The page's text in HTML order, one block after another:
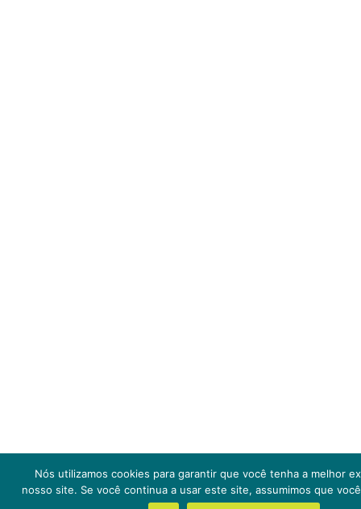
Nós utilizamos cookies para garantir que você tenha a melhor
nosso site. Se você continua a usar este site, assumimos que